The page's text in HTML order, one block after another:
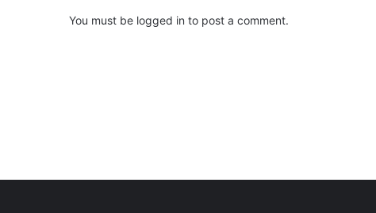
You must be logged in to post a comment.